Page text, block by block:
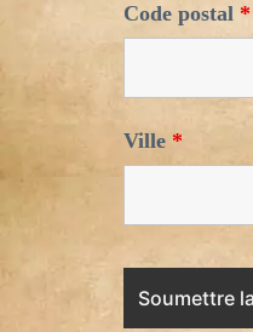
Code postal *
Ville *